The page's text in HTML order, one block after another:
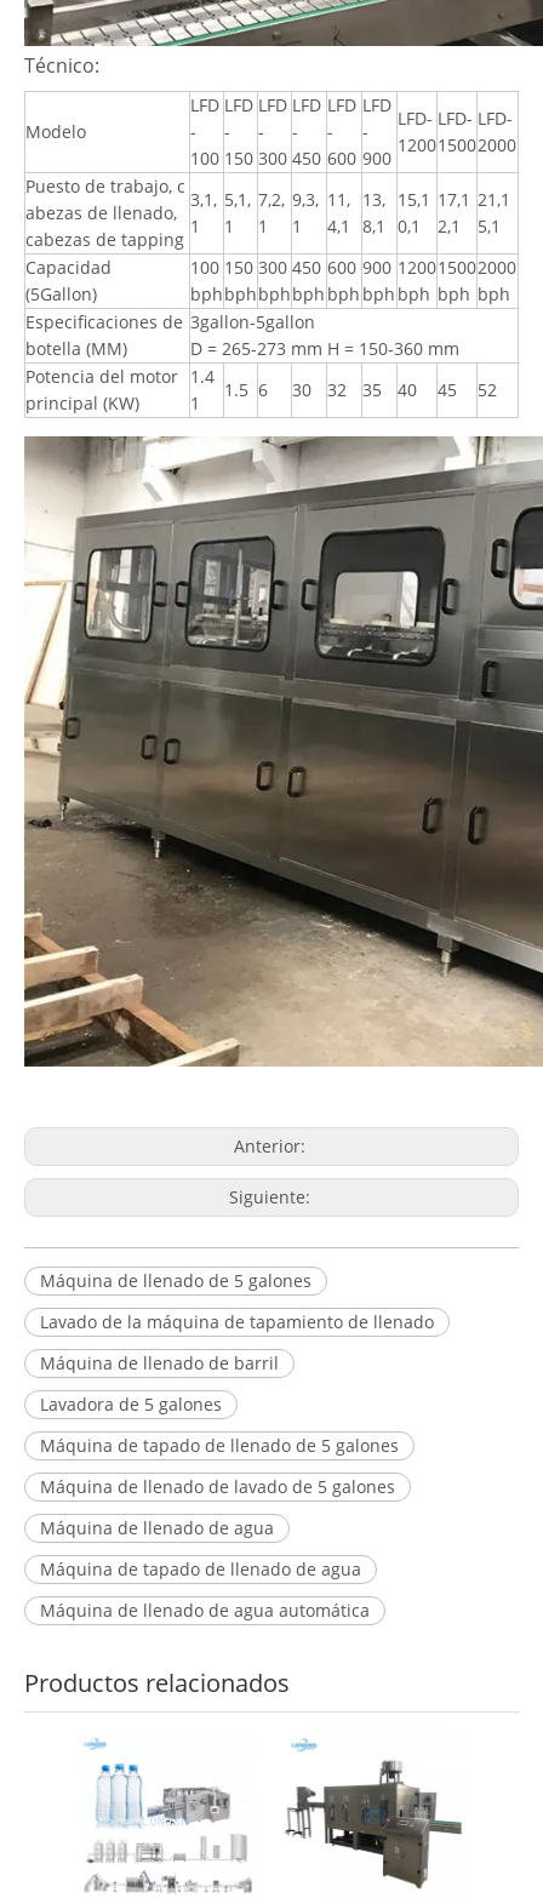
Técnico:
Modelo
LFD
-
100
LFD
-
150
LFD
-
300
LFD
-
450
LFD
-
600
LFD
-
900
LFD-
1200
LFD-
1500
LFD-
2000
Puesto de trabajo, c
abezas de llenado,
cabezas de tapping
3,1,
1
5,1,
1
7,2,
1
9,3,
1
11,
4,1
13,
8,1
15,1
0,1
17,1
2,1
21,1
5,1
Capacidad
(5Gallon)
100
bph
150
bph
300
bph
450
bph
600
bph
900
bph
1200
bph
1500
bph
2000
bph
Especificaciones de
botella (MM)
3gallon-5gallon
D = 265-273 mm H = 150-360 mm
Potencia del motor
principal (KW)
1.4
1
1.5 6 30 32 35 40 45 52
Anterior:
Siguiente:
Máquina de llenado de 5 galones
Lavado de la máquina de tapamiento de llenado
Máquina de llenado de barril
Lavadora de 5 galones
Máquina de tapado de llenado de 5 galones
Máquina de llenado de lavado de 5 galones
Máquina de llenado de agua
Máquina de tapado de llenado de agua
Máquina de llenado de agua automática
Productos relacionados